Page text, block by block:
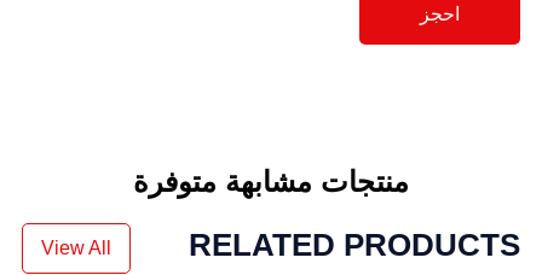
احجز
منتجات مشابهة متوفرة
RELATED PRODUCTS
View All